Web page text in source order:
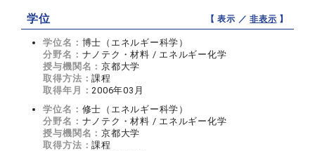
学位 【 表示 ／非表示 】
学位名： 博士（エネルギー科学）
分野名： ナノテク・材料 / エネルギー化学
授与機関名：京都大学
取得方法：課程
取得年月：2006年03月
学位名： 修士（エネルギー科学）
分野名： ナノテク・材料 / エネルギー化学
授与機関名：京都大学
取得方法：課程